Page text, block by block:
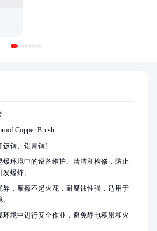
Copper Brush
铜、铝青铜）
爆环境中的设备维护、清洁和检修，防止
爆炸。
异，摩擦不起火花，耐腐蚀性强，适用于
环境中进行安全作业，避免静电积累和火